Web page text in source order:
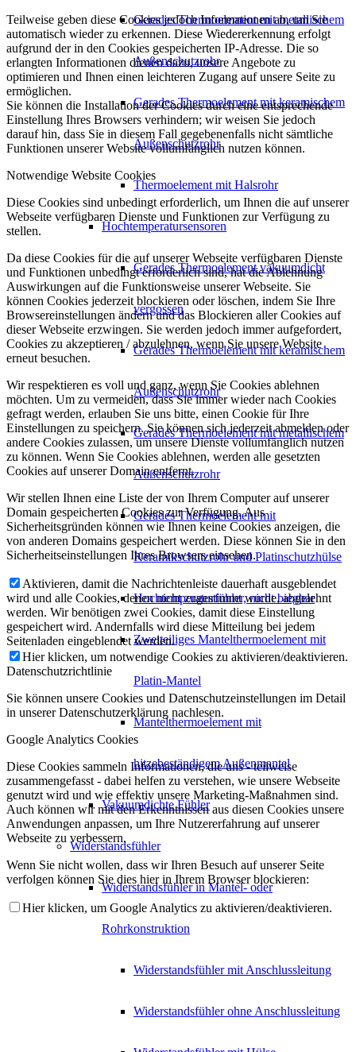
Gerades Thermoelement mit metallischem
Außenschutzrohr
Gerades Thermoelement mit keramischem
Außenschutzrohr
Thermoelement mit Halsrohr
Hochtemperatursensoren
Gerades Thermoelement vakuumdicht
vergossen
Gerades Thermoelement mit keramischem
Außenschutzrohr
Gerades Thermoelement mit metallischem
Außenschutzrohr
Gerades Thermoelement mit
Keramikschutzrohr und Platinschutzhülse
Hochtemperaturfühler, nicht biegbar
Zweiteiliges Mantelthermoelement mit
Platin-Mantel
Mantelthermoelement mit
hitzebeständigem Außenmantel
Vakuumdichte Fühler
Widerstandsfühler
Widerstandsfühler in Mantel- oder
Rohrkonstruktion
Widerstandsfühler mit Anschlussleitung
Widerstandsfühler ohne Anschlussleitung
Teilweise geben diese Cookies jedoch Informationen ab, um Sie
automatisch wieder zu erkennen. Diese Wiedererkennung erfolgt
aufgrund der in den Cookies gespeicherten IP-Adresse. Die so
erlangten Informationen dienen dazu, unsere Angebote zu
optimieren und Ihnen einen leichteren Zugang auf unsere Seite zu
ermöglichen.
Sie können die Installation der Cookies durch eine entsprechende
Einstellung Ihres Browsers verhindern; wir weisen Sie jedoch
darauf hin, dass Sie in diesem Fall gegebenenfalls nicht sämtliche
Funktionen unserer Website vollumfänglich nutzen können.
Notwendige Website Cookies
Diese Cookies sind unbedingt erforderlich, um Ihnen die auf unserer
Webseite verfügbaren Dienste und Funktionen zur Verfügung zu
stellen.
Da diese Cookies für die auf unserer Webseite verfügbaren Dienste
und Funktionen unbedingt erforderlich sind, hat die Ablehnung
Auswirkungen auf die Funktionsweise unserer Webseite. Sie
können Cookies jederzeit blockieren oder löschen, indem Sie Ihre
Browsereinstellungen ändern und das Blockieren aller Cookies auf
dieser Webseite erzwingen. Sie werden jedoch immer aufgefordert,
Cookies zu akzeptieren / abzulehnen, wenn Sie unsere Website
erneut besuchen.
Wir respektieren es voll und ganz, wenn Sie Cookies ablehnen
möchten. Um zu vermeiden, dass Sie immer wieder nach Cookies
gefragt werden, erlauben Sie uns bitte, einen Cookie für Ihre
Einstellungen zu speichern. Sie können sich jederzeit abmelden oder
andere Cookies zulassen, um unsere Dienste vollumfänglich nutzen
zu können. Wenn Sie Cookies ablehnen, werden alle gesetzten
Cookies auf unserer Domain entfernt.
Wir stellen Ihnen eine Liste der von Ihrem Computer auf unserer
Domain gespeicherten Cookies zur Verfügung. Aus
Sicherheitsgründen können wie Ihnen keine Cookies anzeigen, die
von anderen Domains gespeichert werden. Diese können Sie in den
Sicherheitseinstellungen Ihres Browsers einsehen.
Aktivieren, damit die Nachrichtenleiste dauerhaft ausgeblendet
wird und alle Cookies, denen nicht zugestimmt wurde, abgelehnt
werden. Wir benötigen zwei Cookies, damit diese Einstellung
gespeichert wird. Andernfalls wird diese Mitteilung bei jedem
Seitenladen eingeblendet werden.
Hier klicken, um notwendige Cookies zu aktivieren/deaktivieren.
Datenschutzrichtlinie
Sie können unsere Cookies und Datenschutzeinstellungen im Detail
in unserer Datenschutzerklärung nachlesen.
Google Analytics Cookies
Diese Cookies sammeln Informationen, die uns - teilweise
zusammengefasst - dabei helfen zu verstehen, wie unsere Webseite
genutzt wird und wie effektiv unsere Marketing-Maßnahmen sind.
Auch können wir mit den Erkenntnissen aus diesen Cookies unsere
Anwendungen anpassen, um Ihre Nutzererfahrung auf unserer
Webseite zu verbessern.
Wenn Sie nicht wollen, dass wir Ihren Besuch auf unserer Seite
verfolgen können Sie dies hier in Ihrem Browser blockieren:
Hier klicken, um Google Analytics zu aktivieren/deaktivieren.